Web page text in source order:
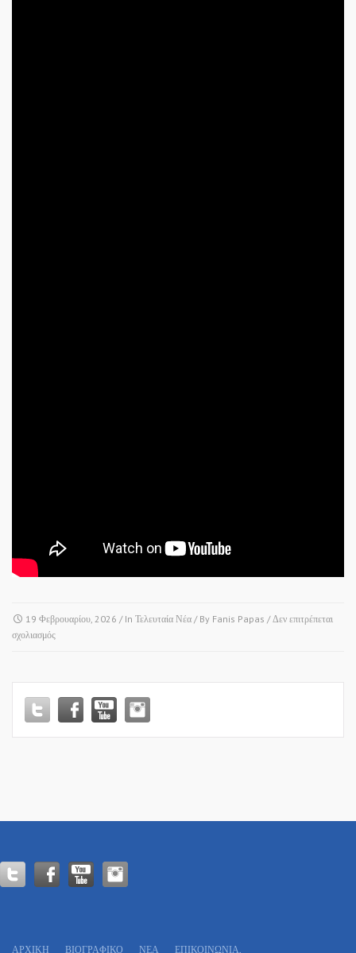
19 Φεβρουαρίου, 2026 / In Τελευταία Νέα / By Fanis Papas /Δεν επιτρέπεται
σχολιασμόςστο
ΕΛΛΗΝΩΝ
•
ΔΙΑΚΟΜΜΑΤΙΚΗ
ΑΡΧΙΚΗ ΒΙΟΓΡΑΦΙΚΌ ΝΕΑ ΕΠΙΚΟΙΝΩΝΊΑ.